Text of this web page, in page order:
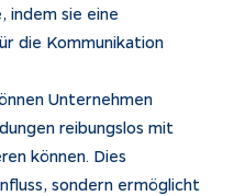
indem sie eine
die Kommunikation
Unternehmen
reibungslos mit
können. Dies
sondern ermöglicht